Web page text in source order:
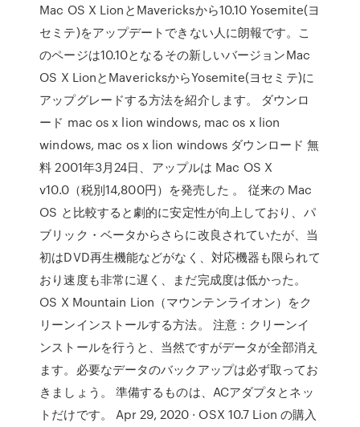
Mac OS X LionとMavericksから10.10 Yosemite(ヨ
セミテ)をアップデートできない人に朗報です。こ
のページは10.10となるその新しいバージョンMac
OS X LionとMavericksからYosemite(ヨセミテ)に
アップグレードする方法を紹介します。 ダウンロ
ード mac os x lion windows, mac os x lion
windows, mac os x lion windows ダウンロード 無
料 2001年3月24日、アップルは Mac OS X
v10.0（税別14,800円）を発売した 。 従来の Mac
OS と比較すると劇的に安定性が向上しており、パ
ブリック・ベータからさらに改良されていたが、当
初はDVD再生機能などがなく、対応機器も限られて
おり速度も非常に遅く、まだ完成度は低かった。
OS X Mountain Lion（マウンテンライオン）をク
リーンインストールする方法。 注意：クリーンイ
ンストールを行うと、当然ですがデータが全部消え
ます。必要なデータのバックアップは必ず取ってお
きましょう。 準備するものは、ACアダプタとネッ
トだけです。 Apr 29, 2020 · OSX 10.7 Lion の購入